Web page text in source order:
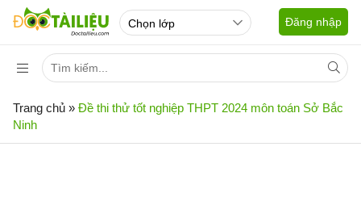
Đăng nhập
Trang chủ » Đề thi thử tốt nghiệp THPT 2024 môn toán Sở Bắc
Ninh